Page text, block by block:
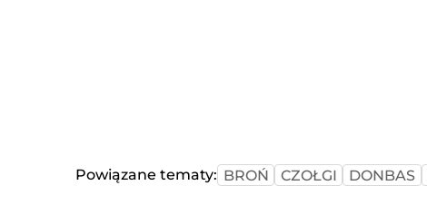
Powiązane tematy: BROŃ CZOŁGI DONBAS